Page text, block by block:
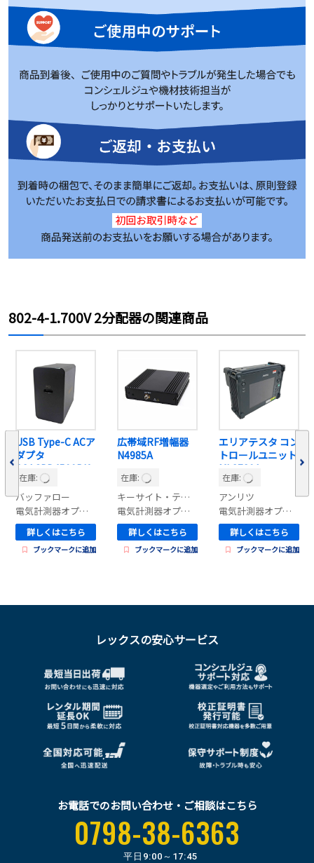
802-4-1.700V 2分配器の関連商品
USB Type-C ACア
ダプタ
BSACPD4500BK
在庫:
バッファロー
電気計測器オプション
詳しくはこちら
ブックマークに追加
広帯域RF増幅器
N4985A
在庫:
キーサイト・テクノロジー
電気計測器オプション
詳しくはこちら
ブックマークに追加
エリアテスタ コン
トロールユニット
ML8780A
在庫:
アンリツ
電気計測器オプション
詳しくはこちら
ブックマークに追加
レックスの安心サービス
お電話でのお問い合わせ・ご相談はこちら
0798-38-6363
平日 9:00～17:45